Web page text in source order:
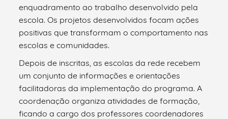
enquadramento ao trabalho desenvolvido pela
escola. Os projetos desenvolvidos focam ações
positivas que transformam o comportamento nas
escolas e comunidades.
Depois de inscritas, as escolas da rede recebem
um conjunto de informações e orientações
facilitadoras da implementação do programa. A
coordenação organiza atividades de formação,
ficando a cargo dos professores coordenadores